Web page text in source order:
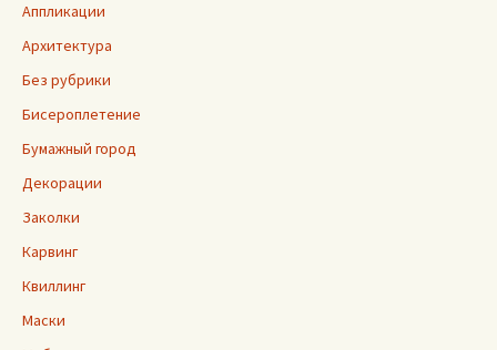
Аппликации
Архитектура
Без рубрики
Бисероплетение
Бумажный город
Декорации
Заколки
Карвинг
Квиллинг
Маски